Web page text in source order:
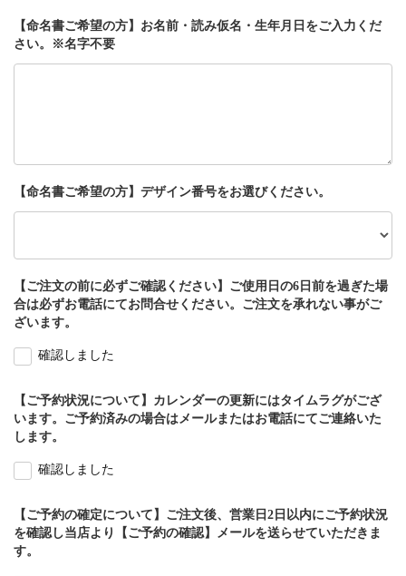
【命名書ご希望の方】お名前・読み仮名・生年月日をご入力くだ
さい。※名字不要
【命名書ご希望の方】デザイン番号をお選びください。
【ご注文の前に必ずご確認ください】ご使用日の6日前を過ぎた場
合は必ずお電話にてお問合せください。ご注文を承れない事がご
ざいます。
確認しました
【ご予約状況について】カレンダーの更新にはタイムラグがござ
います。ご予約済みの場合はメールまたはお電話にてご連絡いた
します。
確認しました
【ご予約の確定について】ご注文後、営業日2日以内にご予約状況
を確認し当店より【ご予約の確認】メールを送らせていただきま
す。